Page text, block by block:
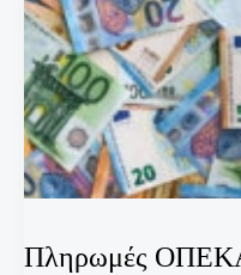
Πληρωμές